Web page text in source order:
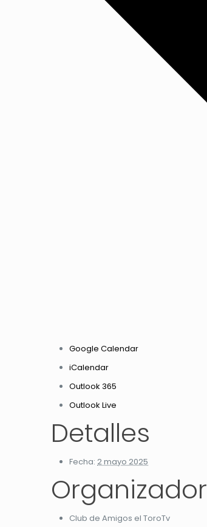
Google Calendar
iCalendar
Outlook 365
Outlook Live
Detalles
Fecha: 2 mayo 2025
Organizador
Club de Amigos el ToroTv